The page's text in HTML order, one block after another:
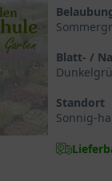
wurde
der
dem deutschen
sie erfährt aber
zur ältesten
gehört, wie
Jahre
Blatt- /
Standort
Sonnig-